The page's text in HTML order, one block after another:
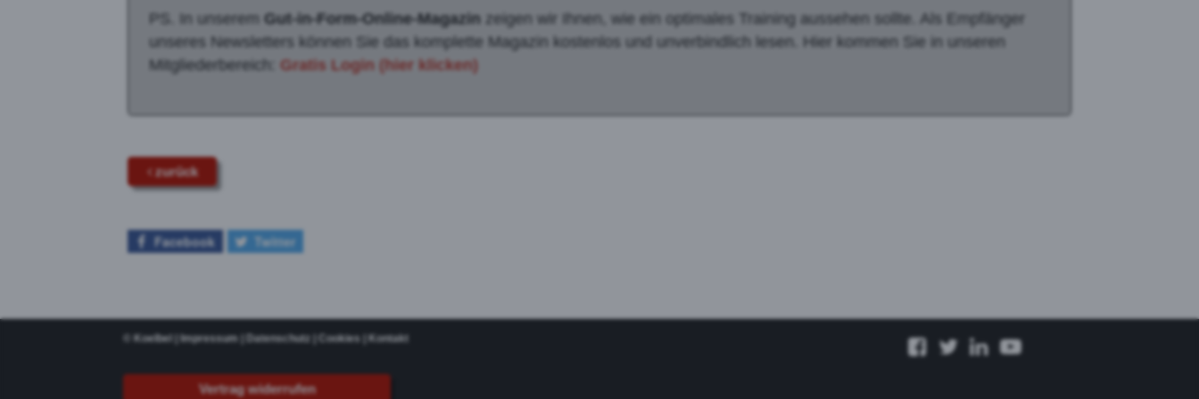
PS. In unserem Gut-in-Form-Online-Magazinzeigen wir Ihnen, wie ein optimales Training aussehen sollte. Als Empfänger
unseres Newsletters können Sie das komplette Magazin kostenlos und unverbindlich lesen. Hier kommen Sie in unseren
Mitgliederbereich: Gratis Login (hier klicken)
zurück
Facebook Twitter
Koelbel Impressum Datenschutz Cookies Kontakt
Vertrag widerrufen